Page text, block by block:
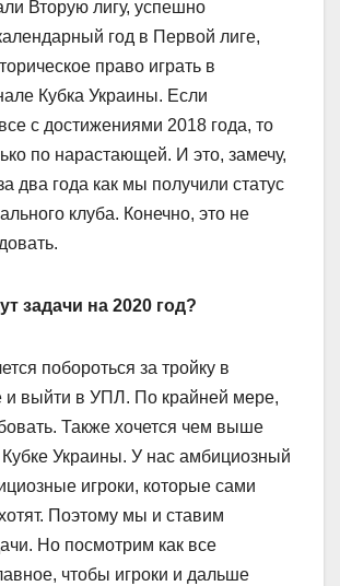
Вторую лигу, успешно
год в Первой лиге,
право играть в
Кубка Украины. Если
с достижениями 2018 года, то
по нарастающей. И это, замечу,
два года как мы получили статус
клуба. Конечно, это не
задачи на 2020 год?
побороться за тройку в
и выйти в УПЛ. По крайней мере,
Также хочется чем выше
Кубке Украины. У нас амбициозный
игроки, которые сами
Поэтому мы и ставим
Но посмотрим как все
чтобы игроки и дальше